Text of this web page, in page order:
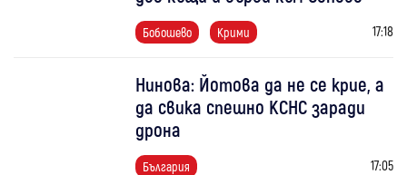
Бобошево Крими 17:18
Нинова: Йотова да не се крие, а
да свика спешно КСНС заради
дрона
България 17:05